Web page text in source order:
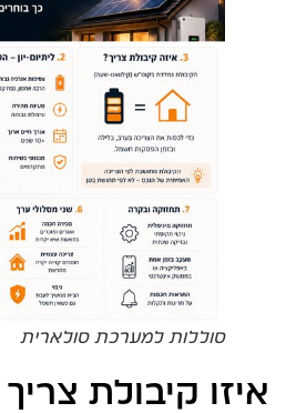
סוללות למערכת סולארית
איזו קיבולת